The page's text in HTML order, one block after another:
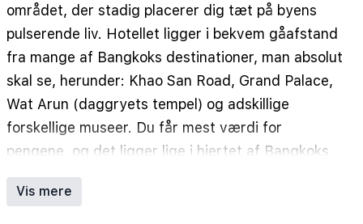
området, der stadig placerer dig tæt på byens
pulserende liv. Hotellet ligger i bekvem gåafstand
fra mange af Bangkoks destinationer, man absolut
skal se, herunder: Khao San Road, Grand Palace,
Wat Arun (daggryets tempel) og adskillige
forskellige museer. Du får mest værdi for
pengene, og det ligger lige i hjertet af Bangkoks
gamle bydel.
Vis mere